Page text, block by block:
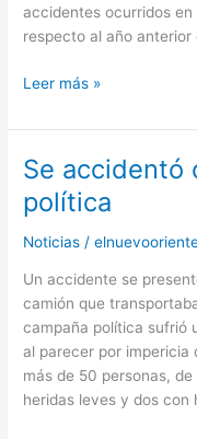
accidentes ocurridos
respecto al año anterior
Leer más »
Se accidentó
política
Noticias /
Un accidente se
camión que
campaña política sufrió
al parecer por impericia
más de 50 personas,
heridas leves y dos con
Se
accidentó
camión
de
política